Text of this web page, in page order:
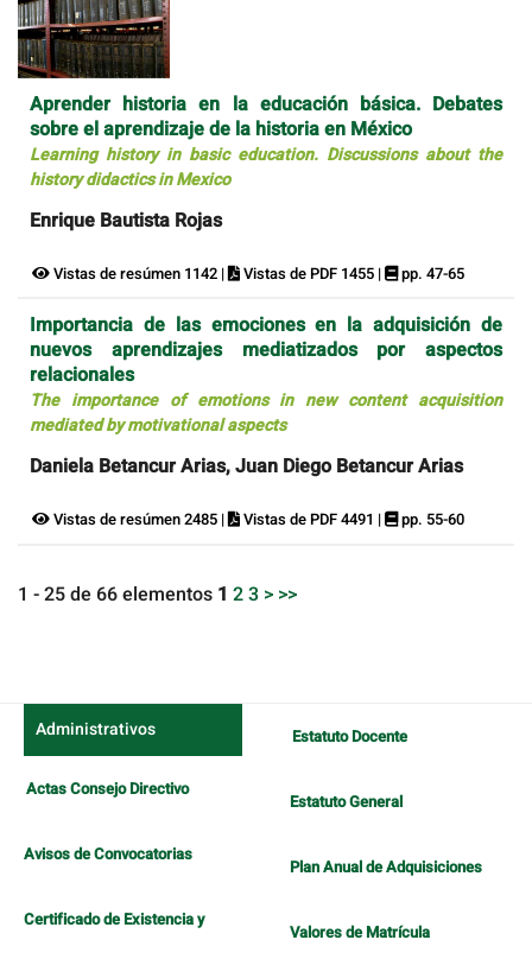
Aprender historia en la educación básica. Debates
sobre el aprendizaje de la historia en México
Learning history in basic education. Discussions about the
history didactics in Mexico
Enrique Bautista Rojas
Vistas de resúmen 1142 | Vistas de PDF 1455 | pp. 47-65
Importancia de las emociones en la adquisición de
nuevos aprendizajes mediatizados por aspectos
relacionales
The importance of emotions in new content acquisition
mediated by motivational aspects
Daniela Betancur Arias, Juan Diego Betancur Arias
Vistas de resúmen 2485 | Vistas de PDF 4491 | pp. 55-60
1 - 25 de 66 elementos 1 23 > >>
Administrativos
Actas Consejo Directivo
Avisos de Convocatorias
Certificado de Existencia y
Estatuto Docente
Estatuto General
Plan Anual de Adquisiciones
Valores de Matrícula